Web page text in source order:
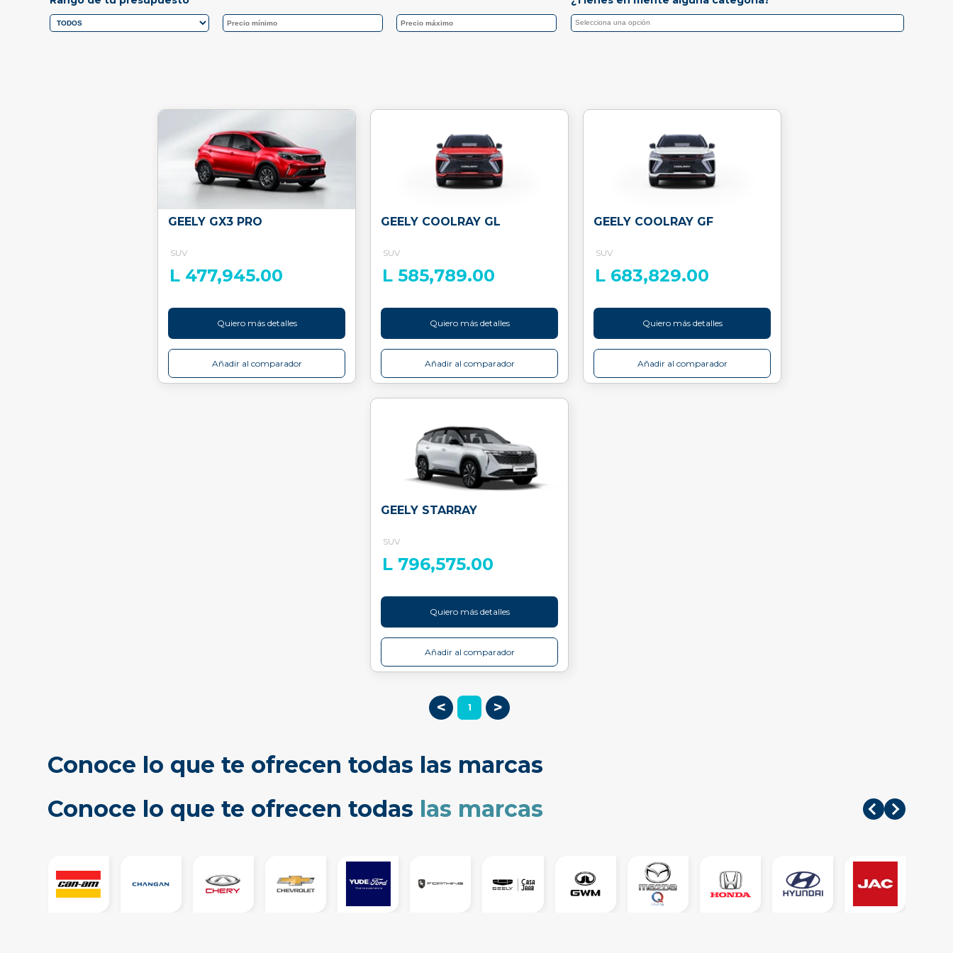
GEELY GX3 PRO
SUV
L 477,945.00
Quiero más detalles
Añadir al comparador
GEELY COOLRAY GL
SUV
L 585,789.00
Quiero más detalles
Añadir al comparador
GEELY COOLRAY GF
SUV
L 683,829.00
Quiero más detalles
Añadir al comparador
GEELY STARRAY
SUV
L 796,575.00
Quiero más detalles
Añadir al comparador
< 1 >
Conoce lo que te ofrecen todas las marcas
Conoce lo que te ofrecen todas las marcas